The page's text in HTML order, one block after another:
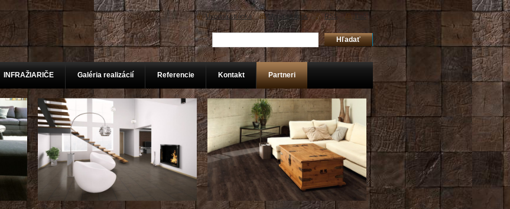
INFRAŽIARIČE Galéria realizácií Referencie Kontakt Partneri
Úvodná stránka Mapa stránok RSS Tlač